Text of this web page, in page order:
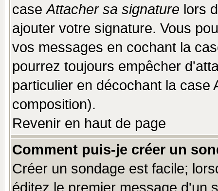
caseAttacher sa signature lors
ajouter votre signature. Vous
vos messages en cochant la
pourrez toujours empêcher
particulier en décochant la
composition).
Revenir en haut de page
Comment puis-je créer un
Créer un sondage est facile;
éditez le premier message d'un